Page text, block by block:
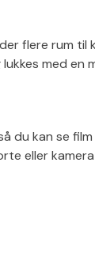
flere rum
med en
du kan se
eller kamera